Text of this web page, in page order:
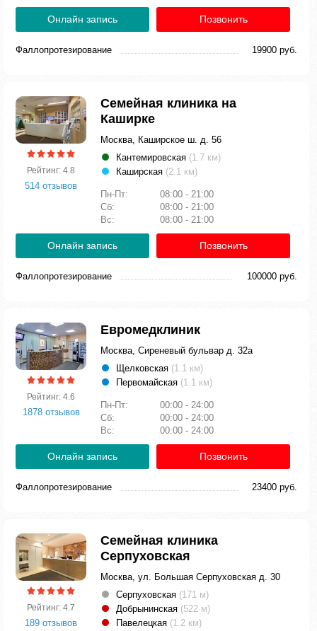
Онлайн запись Позвонить
Фаллопротезирование 19900 руб.
Рейтинг: 4.8
514 отзывов
Семейная клиника на
Каширке
Москва, Каширское ш. д. 56
Кантемировская (1.7 км)
Каширская (2.1 км)
Пн-Пт:
08:00 - 21:00
Сб:
08:00 - 21:00
Вс:
08:00 - 21:00
Онлайн запись Позвонить
Фаллопротезирование 100000 руб.
Рейтинг: 4.6
1878 отзывов
Евромедклиник
Москва, Сиреневый бульвар д. 32а
Щелковская (1.1 км)
Первомайская (1.1 км)
Пн-Пт:
00:00 - 24:00
Сб:
00:00 - 24:00
Вс:
00:00 - 24:00
Онлайн запись Позвонить
Фаллопротезирование 23400 руб.
Рейтинг: 4.7
189 отзывов
Семейная клиника
Серпуховская
Москва, ул. Большая Серпуховская д. 30
Серпуховская (171 м)
Добрынинская (522 м)
Павелецкая (1.2 км)